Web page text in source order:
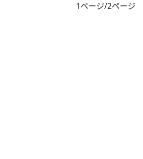
1ページ/2ページ